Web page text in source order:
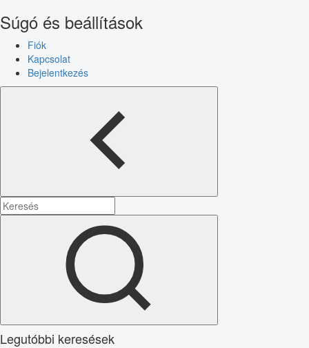
Súgó és beállítások
Fiók
Kapcsolat
Bejelentkezés
Legutóbbi keresések